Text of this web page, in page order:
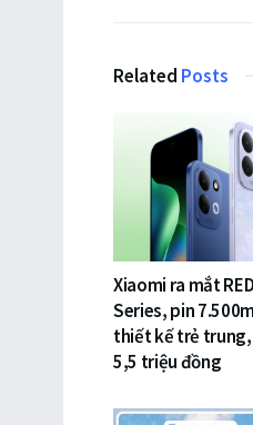
Related Posts
Xiaomi ra mắt
Series, pin
thiết kế trẻ
5,5 triệu đồng